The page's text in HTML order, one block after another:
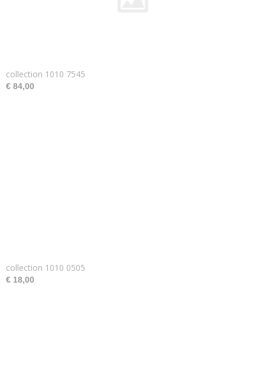
collection 1010 7545
€ 84,00
collection 1010 0505
€ 18,00